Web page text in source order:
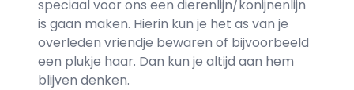
speciaal voor ons een dierenlijn/konijnenlijn
is gaan maken. Hierin kun je het as van je
overleden vriendje bewaren of bijvoorbeeld
een plukje haar. Dan kun je altijd aan hem
blijven denken.